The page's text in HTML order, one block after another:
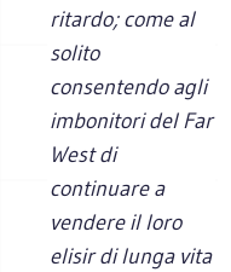
ritardo; come al
solito
consentendo agli
imbonitori del Far
West di
continuare a
vendere il loro
elisir di lunga vita